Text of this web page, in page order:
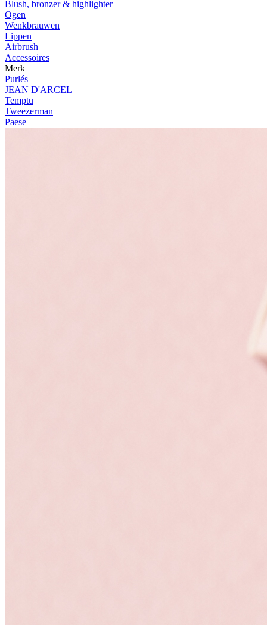
Blush, bronzer & highlighter
Ogen
Wenkbrauwen
Lippen
Airbrush
Accessoires
Merk
Purlés
JEAN D'ARCEL
Temptu
Tweezerman
Paese